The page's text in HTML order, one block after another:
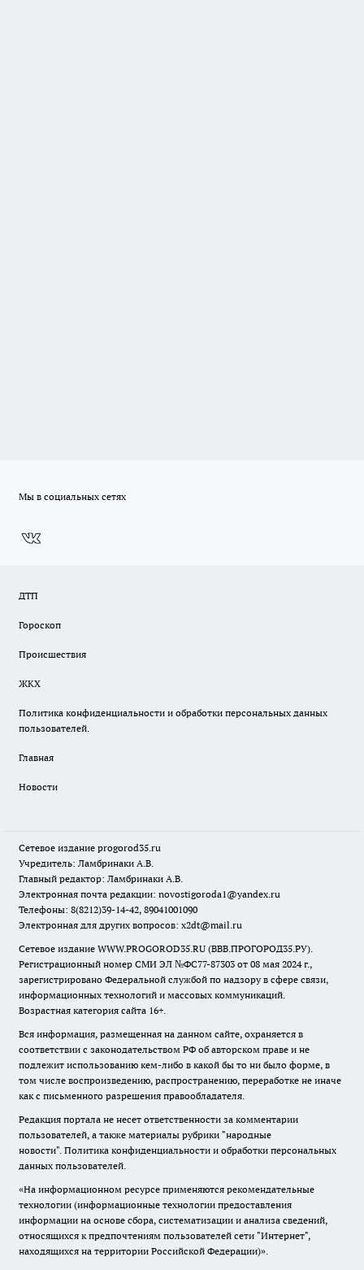
Мы в социальных сетях
ДТП
Гороскоп
Происшествия
ЖКХ
Политика конфиденциальности и обработки персональных данных
пользователей.
Главная
Новости
Сетевое издание progorod35.ru
Учредитель: Ламбринаки А.В.
Главный редактор: Ламбринаки А.В.
Электронная почта редакции: novostigoroda1@yandex.ru
Телефоны: 8(8212)39-14-42, 89041001090
Электронная для других вопросов: x2dt@mail.ru
Сетевое издание WWW.PROGOROD35.RU (ВВВ.ПРОГОРОД35.РУ).
Регистрационный номер СМИ ЭЛ №ФС77-87303 от 08 мая 2024 г.,
зарегистрировано Федеральной службой по надзору в сфере связи,
информационных технологий и массовых коммуникаций.
Возрастная категория сайта 16+.
Вся информация, размещенная на данном сайте, охраняется в
соответствии с законодательством РФ об авторском праве и не
подлежит использованию кем-либо в какой бы то ни было форме, в
том числе воспроизведению, распространению, переработке не иначе
как с письменного разрешения правообладателя.
Редакция портала не несет ответственности за комментарии
пользователей, а также материалы рубрики "народные
новости". Политика конфиденциальности и обработки персональных
данных пользователей.
«На информационном ресурсе применяются рекомендательные
технологии (информационные технологии предоставления
информации на основе сбора, систематизации и анализа сведений,
относящихся к предпочтениям пользователей сети "Интернет",
находящихся на территории Российской Федерации)».